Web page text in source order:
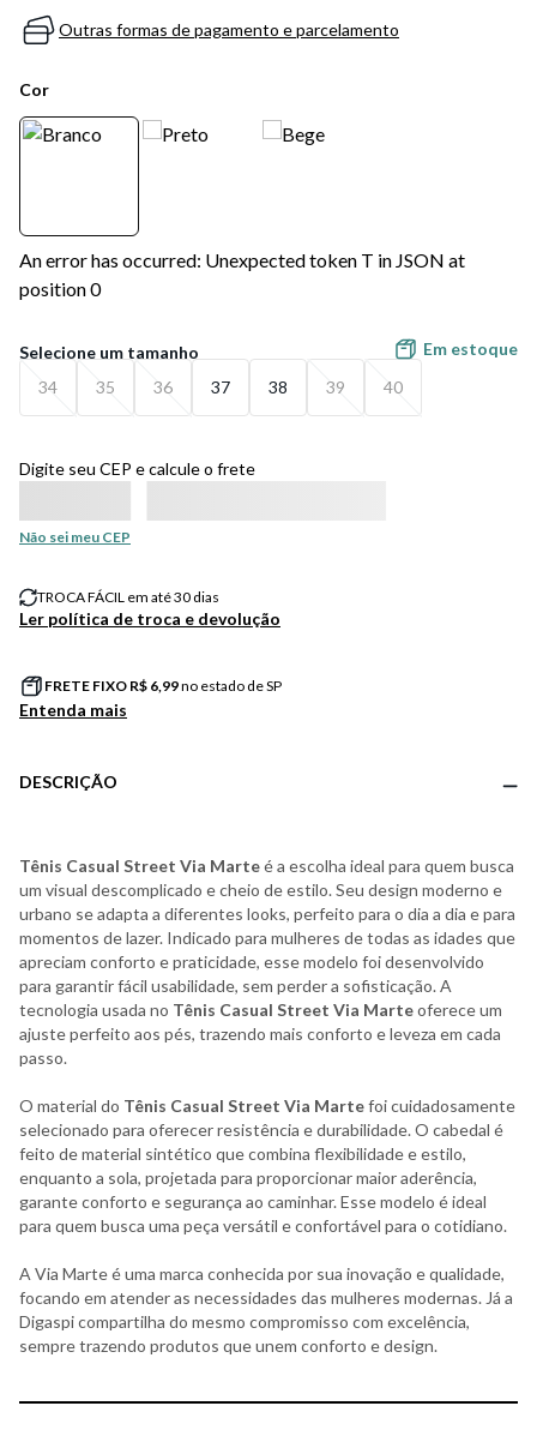
Outras formas de pagamento e parcelamento
Cor
An error has occurred: Unexpected token T in JSON at
position 0
34 35 36 37 38 39 40
Em estoque
Digite seu CEP e calcule o frete
Não sei meu CEP
TROCA FÁCIL em até 30 dias
Ler política de troca e devolução
FRETE FIXO R$ 6,99no estado de SP
Entenda mais
DESCRIÇÃO
Tênis Casual Street Via Marteé a escolha ideal para quem busca
um visual descomplicado e cheio de estilo. Seu design moderno e
urbano se adapta a diferentes looks, perfeito para o dia a dia e para
momentos de lazer. Indicado para mulheres de todas as idades que
apreciam conforto e praticidade, esse modelo foi desenvolvido
para garantir fácil usabilidade, sem perder a sofisticação. A
tecnologia usada no Tênis Casual Street Via Marteoferece um
ajuste perfeito aos pés, trazendo mais conforto e leveza em cada
passo.
O material do Tênis Casual Street Via Martefoi cuidadosamente
selecionado para oferecer resistência e durabilidade. O cabedal é
feito de material sintético que combina flexibilidade e estilo,
enquanto a sola, projetada para proporcionar maior aderência,
garante conforto e segurança ao caminhar. Esse modelo é ideal
para quem busca uma peça versátil e confortável para o cotidiano.
A Via Marte é uma marca conhecida por sua inovação e qualidade,
focando em atender as necessidades das mulheres modernas. Já a
Digaspi compartilha do mesmo compromisso com excelência,
sempre trazendo produtos que unem conforto e design.